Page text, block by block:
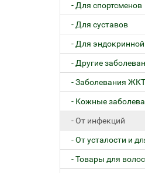
- Для спортсменов
- Для суставов
- Для
- Другие
- Заболевания ЖКТ
- Кожные
- От инфекций
- От усталости и
- Товары для волос